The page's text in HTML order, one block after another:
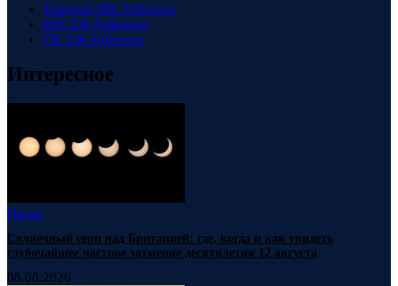
Telegram 88k Followers
RSS 23k Followers
VK 23k Followers
Интересное
Наука
Солнечный серп над Британией: где, когда и как увидеть
глубочайшее частное затмение десятилетия 12 августа
08.08.2026